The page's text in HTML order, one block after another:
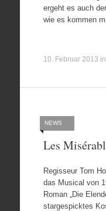
ergeht es auch
wie es kommen
10. Februar 2013 in
NEWS
Les
Regisseur Tom
das Musical von
Roman „Die
stargespicktes